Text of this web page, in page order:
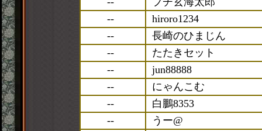
--
hiroro1234
--
長崎のひまじん
--
たたきセット
--
jun88888
--
にゃんこむ
--
白鵬8353
--
うー@